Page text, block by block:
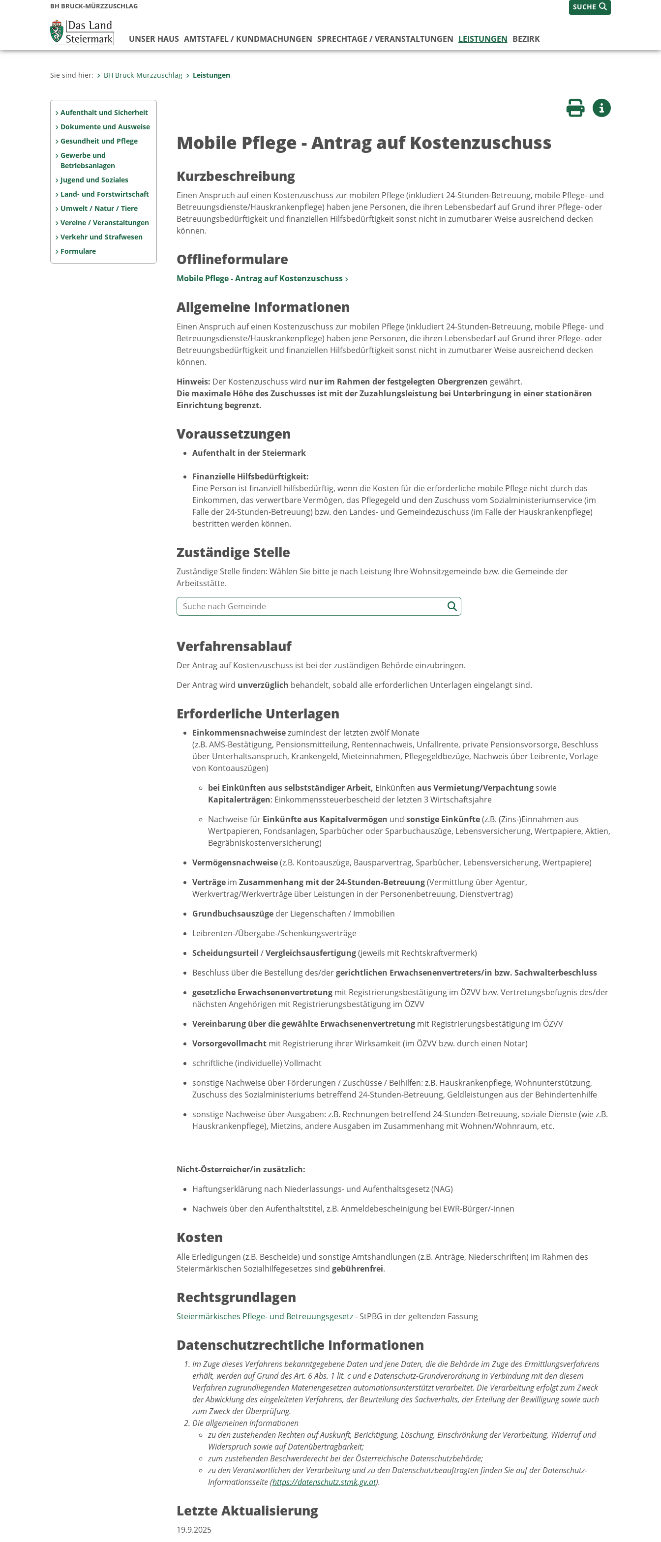
BH BRUCK-MÜRZZUSCHLAG SUCHE
UNSER HAUS AMTSTAFEL / KUNDMACHUNGEN SPRECHTAGE / VERANSTALTUNGEN LEISTUNGEN BEZIRK
Sie sind hier: BH Bruck-Mürzzuschlag Leistungen
Aufenthalt und Sicherheit
Dokumente und Ausweise
Gesundheit und Pflege
Gewerbe und
Betriebsanlagen
Jugend und Soziales
Land- und Forstwirtschaft
Umwelt / Natur / Tiere
Vereine / Veranstaltungen
Verkehr und Strafwesen
Formulare
Seite druckenWeitere Infos
Mobile Pflege - Antrag auf Kostenzuschuss
Kurzbeschreibung
Einen Anspruch auf einen Kostenzuschuss zur mobilen Pflege (inkludiert 24-Stunden-Betreuung, mobile Pflege- und
Betreuungsdienste/Hauskrankenpflege) haben jene Personen, die ihren Lebensbedarf auf Grund ihrer Pflege- oder
Betreuungsbedürftigkeit und finanziellen Hilfsbedürftigkeit sonst nicht in zumutbarer Weise ausreichend decken
können.
Offlineformulare
Mobile Pflege - Antrag auf Kostenzuschuss
Allgemeine Informationen
Einen Anspruch auf einen Kostenzuschuss zur mobilen Pflege (inkludiert 24-Stunden-Betreuung, mobile Pflege- und
Betreuungsdienste/Hauskrankenpflege) haben jene Personen, die ihren Lebensbedarf auf Grund ihrer Pflege- oder
Betreuungsbedürftigkeit und finanziellen Hilfsbedürftigkeit sonst nicht in zumutbarer Weise ausreichend decken
können.
Hinweis: Der Kostenzuschuss wird nur im Rahmen der festgelegten Obergrenzen gewährt.
Die maximale Höhe des Zuschusses ist mit der Zuzahlungsleistung bei Unterbringung in einer stationären
Einrichtung begrenzt.
Voraussetzungen
Aufenthalt in der Steiermark
Finanzielle Hilfsbedürftigkeit:
Eine Person ist finanziell hilfsbedürftig, wenn die Kosten für die erforderliche mobile Pflege nicht durch das
Einkommen, das verwertbare Vermögen, das Pflegegeld und den Zuschuss vom Sozialministeriumservice (im
Falle der 24-Stunden-Betreuung) bzw. den Landes- und Gemeindezuschuss (im Falle der Hauskrankenpflege)
bestritten werden können.
Zuständige Stelle
Zuständige Stelle finden: Wählen Sie bitte je nach Leistung Ihre Wohnsitzgemeinde bzw. die Gemeinde der
Arbeitsstätte.
Verfahrensablauf
Der Antrag auf Kostenzuschuss ist bei der zuständigen Behörde einzubringen.
Der Antrag wird unverzüglich behandelt, sobald alle erforderlichen Unterlagen eingelangt sind.
Erforderliche Unterlagen
Einkommensnachweisezumindest der letzten zwölf Monate
(z.B. AMS-Bestätigung, Pensionsmitteilung, Rentennachweis, Unfallrente, private Pensionsvorsorge, Beschluss
über Unterhaltsanspruch, Krankengeld, Mieteinnahmen, Pflegegeldbezüge, Nachweis über Leibrente, Vorlage
von Kontoauszügen)
bei Einkünften aus selbstständiger Arbeit, Einkünften aus Vermietung/Verpachtungsowie
Kapitalerträgen: Einkommenssteuerbescheid der letzten 3 Wirtschaftsjahre
Nachweise für Einkünfte aus Kapitalvermögen und sonstige Einkünfte(z.B. (Zins-)Einnahmen aus
Wertpapieren, Fondsanlagen, Sparbücher oder Sparbuchauszüge, Lebensversicherung, Wertpapiere, Aktien,
Begräbniskostenversicherung)
Vermögensnachweise(z.B. Kontoauszüge, Bausparvertrag, Sparbücher, Lebensversicherung, Wertpapiere)
Verträge im Zusammenhang mit der 24-Stunden-Betreuung(Vermittlung über Agentur,
Werkvertrag/Werkverträge über Leistungen in der Personenbetreuung, Dienstvertrag)
Grundbuchsauszüge der Liegenschaften / Immobilien
Leibrenten-/Übergabe-/Schenkungsverträge
Scheidungsurteil /Vergleichsausfertigung(jeweils mit Rechtskraftvermerk)
Beschluss über die Bestellung des/dergerichtlichen Erwachsenenvertreters/in bzw. Sachwalterbeschluss
gesetzliche Erwachsenenvertretung mit Registrierungsbestätigung im ÖZVV bzw. Vertretungsbefugnis des/der
nächsten Angehörigen mit Registrierungsbestätigung im ÖZVV
Vereinbarung über die gewählte Erwachsenenvertretung mit Registrierungsbestätigung im ÖZVV
Vorsorgevollmacht mit Registrierung ihrer Wirksamkeit (im ÖZVV bzw. durch einen Notar)
schriftliche (individuelle) Vollmacht
sonstige Nachweise über Förderungen / Zuschüsse / Beihilfen: z.B. Hauskrankenpflege, Wohnunterstützung,
Zuschuss des Sozialministeriums betreffend 24-Stunden-Betreuung, Geldleistungen aus der Behindertenhilfe
sonstige Nachweise über Ausgaben: z.B. Rechnungen betreffend 24-Stunden-Betreuung, soziale Dienste (wie z.B.
Hauskrankenpflege), Mietzins, andere Ausgaben im Zusammenhang mit Wohnen/Wohnraum, etc.
Nicht-Österreicher/in zusätzlich:
Haftungserklärung nach Niederlassungs- und Aufenthaltsgesetz (NAG)
Nachweis über den Aufenthaltstitel, z.B. Anmeldebescheinigung bei EWR-Bürger/-innen
Kosten
Alle Erledigungen (z.B. Bescheide) und sonstige Amtshandlungen (z.B. Anträge, Niederschriften) im Rahmen des
Steiermärkischen Sozialhilfegesetzes sind gebührenfrei.
Rechtsgrundlagen
Steiermärkisches Pflege- und Betreuungsgesetz- StPBG in der geltenden Fassung
Datenschutzrechtliche Informationen
Im Zuge dieses Verfahrens bekanntgegebene Daten und jene Daten, die die Behörde im Zuge des Ermittlungsverfahrens
erhält, werden auf Grund des Art. 6 Abs. 1 lit. c und e Datenschutz-Grundverordnung in Verbindung mit den diesem
Verfahren zugrundliegenden Materiengesetzen automationsunterstützt verarbeitet. Die Verarbeitung erfolgt zum Zweck
der Abwicklung des eingeleiteten Verfahrens, der Beurteilung des Sachverhalts, der Erteilung der Bewilligung sowie auch
zum Zweck der Überprüfung.
Die allgemeinen Informationen
zu den zustehenden Rechten auf Auskunft, Berichtigung, Löschung, Einschränkung der Verarbeitung, Widerruf und
Widerspruch sowie auf Datenübertragbarkeit;
zum zustehenden Beschwerderecht bei der Österreichische Datenschutzbehörde;
zu den Verantwortlichen der Verarbeitung und zu den Datenschutzbeauftragten finden Sie auf der Datenschutz-
Informationsseite (https://datenschutz.stmk.gv.at).
Letzte Aktualisierung
19.9.2025